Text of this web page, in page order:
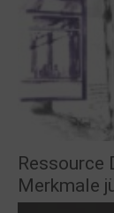
Ressource
Merkmale